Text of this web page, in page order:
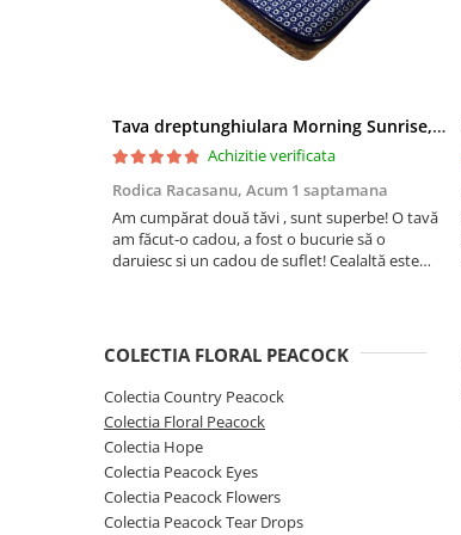
Accesorii decorative
Colectii Artistice
Colectiile Country
Colectia Sweet Dreams
Colectia Leaf Bed
Colectia Autumn Garden
Colectia Butterfly Dance
Colectia Morning Sunrise
Colectia Infinity
Colectia Morning Glory
Colectia Blue Sea
Tava dreptunghiulara Morning Sunrise, ceramica smaltuita, pictata manual, 27,0 X 32, 5 cm
Achizitie verificata
Rodica Racasanu, Acum 1 saptamana
Am cumpărat două tăvi , sunt superbe! O tavă
am făcut-o cadou, a fost o bucurie să o
daruiesc si un cadou de suflet! Cealaltă este
COLECTIA FLORAL PEACOCK
Colectia Country Peacock
Colectia Floral Peacock
Colectia Hope
Colectia Peacock Eyes
Colectia Peacock Flowers
Colectia Peacock Tear Drops